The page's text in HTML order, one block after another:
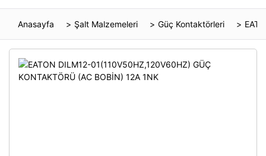
Anasayfa Şalt Malzemeleri Güç Kontaktörleri